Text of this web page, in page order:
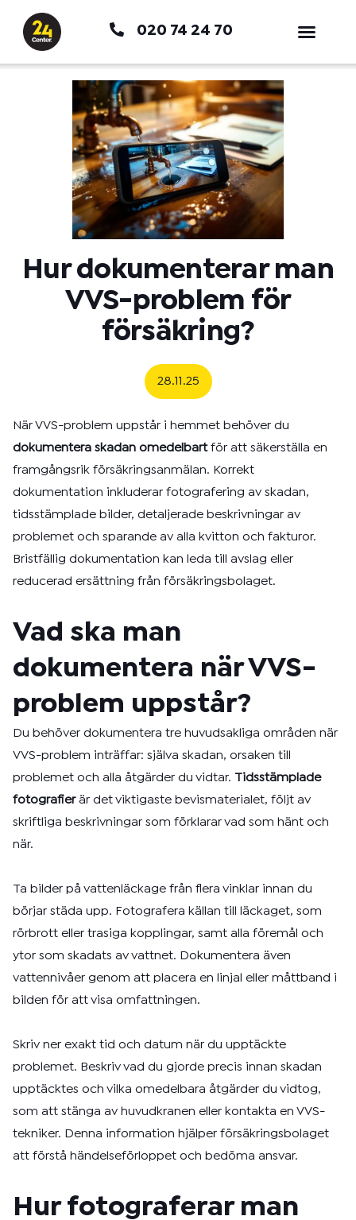
innehåll
020 74 24 70
Hur dokumenterar man
VVS-problem för
försäkring?
28.11.25
När VVS-problem uppstår i hemmet behöver du
dokumentera skadan omedelbartför att säkerställa en
framgångsrik försäkringsanmälan. Korrekt
dokumentation inkluderar fotografering av skadan,
tidsstämplade bilder, detaljerade beskrivningar av
problemet och sparande av alla kvitton och fakturor.
Bristfällig dokumentation kan leda till avslag eller
reducerad ersättning från försäkringsbolaget.
Vad ska man
dokumentera när VVS-
problem uppstår?
Du behöver dokumentera tre huvudsakliga områden när
VVS-problem inträffar: själva skadan, orsaken till
problemet och alla åtgärder du vidtar. Tidsstämplade
fotografierär det viktigaste bevismaterialet, följt av
skriftliga beskrivningar som förklarar vad som hänt och
när.
Ta bilder på vattenläckage från flera vinklar innan du
börjar städa upp. Fotografera källan till läckaget, som
rörbrott eller trasiga kopplingar, samt alla föremål och
ytor som skadats av vattnet. Dokumentera även
vattennivåer genom att placera en linjal eller måttband i
bilden för att visa omfattningen.
Skriv ner exakt tid och datum när du upptäckte
problemet. Beskriv vad du gjorde precis innan skadan
upptäcktes och vilka omedelbara åtgärder du vidtog,
som att stänga av huvudkranen eller kontakta en VVS-
tekniker. Denna information hjälper försäkringsbolaget
att förstå händelseförloppet och bedöma ansvar.
Hur fotograferar man